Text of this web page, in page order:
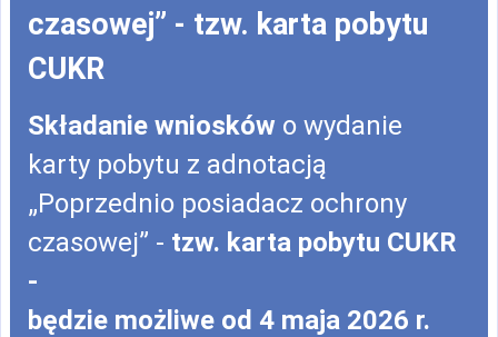
czasowej” - tzw. karta pobytu
CUKR
Składanie wniosków o wydanie
karty pobytu z adnotacją
„Poprzednio posiadacz ochrony
czasowej” - tzw. karta pobytu CUKR
-
będzie możliwe od 4 maja 2026 r.